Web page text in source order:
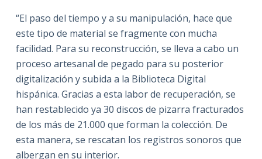
“El paso del tiempo y a su manipulación, hace que
este tipo de material se fragmente con mucha
facilidad. Para su reconstrucción, se lleva a cabo un
proceso artesanal de pegado para su posterior
digitalización y subida a la Biblioteca Digital
hispánica. Gracias a esta labor de recuperación, se
han restablecido ya 30 discos de pizarra fracturados
de los más de 21.000 que forman la colección. De
esta manera, se rescatan los registros sonoros que
albergan en su interior.